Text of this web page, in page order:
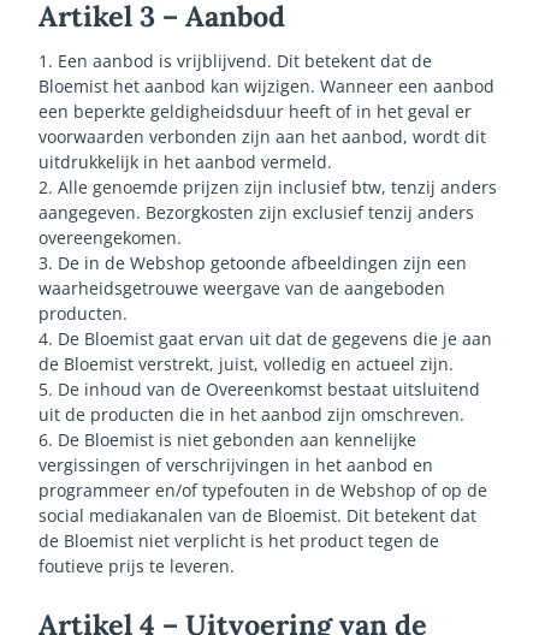
Artikel 3 – Aanbod
1. Een aanbod is vrijblijvend. Dit betekent dat de
Bloemist het aanbod kan wijzigen. Wanneer een aanbod
een beperkte geldigheidsduur heeft of in het geval er
voorwaarden verbonden zijn aan het aanbod, wordt dit
uitdrukkelijk in het aanbod vermeld.
2. Alle genoemde prijzen zijn inclusief btw, tenzij anders
aangegeven. Bezorgkosten zijn exclusief tenzij anders
overeengekomen.
3. De in de Webshop getoonde afbeeldingen zijn een
waarheidsgetrouwe weergave van de aangeboden
producten.
4. De Bloemist gaat ervan uit dat de gegevens die je aan
de Bloemist verstrekt, juist, volledig en actueel zijn.
5. De inhoud van de Overeenkomst bestaat uitsluitend
uit de producten die in het aanbod zijn omschreven.
6. De Bloemist is niet gebonden aan kennelijke
vergissingen of verschrijvingen in het aanbod en
programmeer en/of typefouten in de Webshop of op de
social mediakanalen van de Bloemist. Dit betekent dat
de Bloemist niet verplicht is het product tegen de
foutieve prijs te leveren.
Artikel 4 – Uitvoering van de